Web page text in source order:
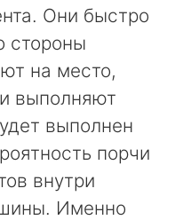
Они быстро
стороны
на место,
выполняют
выполнен
порчи
внутри
Именно